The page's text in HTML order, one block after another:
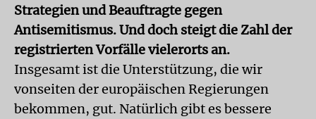
Strategien und Beauftragte gegen
Antisemitismus. Und doch steigt die Zahl der
registrierten Vorfälle vielerorts an.
Insgesamt ist die Unterstützung, die wir
vonseiten der europäischen Regierungen
bekommen, gut. Natürlich gibt es bessere